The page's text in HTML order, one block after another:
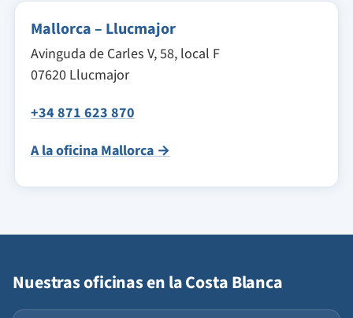
Mallorca – Llucmajor
Avinguda de Carles V, 58, local F
07620 Llucmajor
+34 871 623 870
A la oficina Mallorca →
Nuestras oficinas en la Costa Blanca